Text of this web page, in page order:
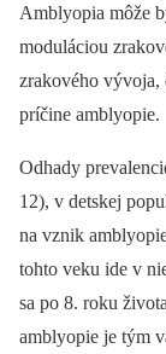
Amblyopia môže
moduláciou
zrakového vývoja,
príčine amblyopie.
Odhady
12), v detskej
na vznik
tohto veku ide v
sa po 8. roku
amblyopie je tým